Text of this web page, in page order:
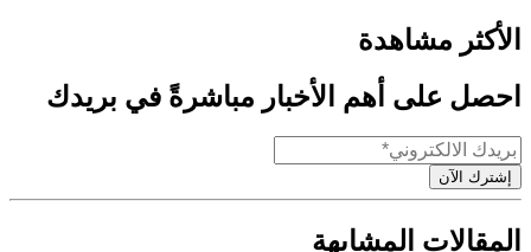
الأكثر مشاهدة
احصل على أهم الأخبار مباشرةً في بريدك
إشترك الآن
المقالات المشابهة